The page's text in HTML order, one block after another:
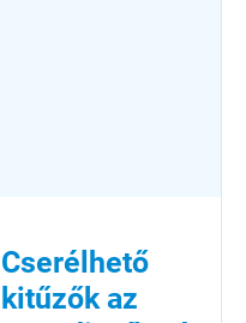
Cserélhető
kitűzők az